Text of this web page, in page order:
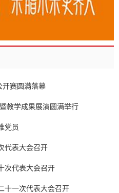
开赛圆满落幕
教学成果展演圆满举行
党员
代表大会召开
次代表大会召开
十一次代表大会召开